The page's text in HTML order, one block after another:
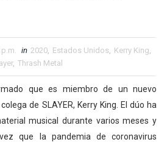
p.m. in 2020, Estados Unidos, Kerry King,
, Thrash Metal
que es miembro de un nuevo
de SLAYER, Kerry King. El dúo ha
musical durante varios meses y
que la pandemia de coronavirus